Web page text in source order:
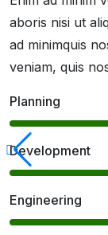
aboris nisi ut
ad minimquis
veniam, quis
Planning
Development
Engineering